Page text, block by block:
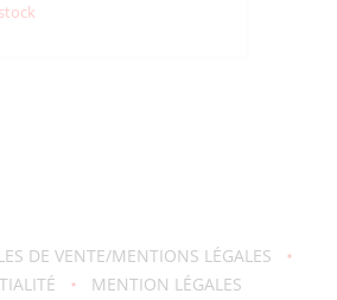
DE VENTE/MENTIONS LÉGALES
MENTION LÉGALES